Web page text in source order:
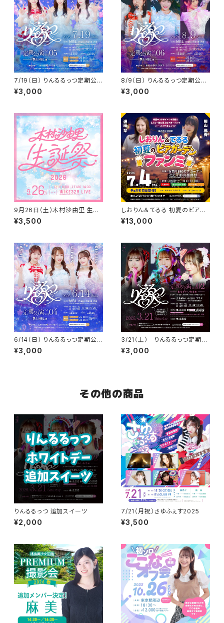
7/19（日） りんるるっつ定期公
演 Vol.05 郡山MBL
¥3,000
8/9（日） りんるるっつ定期公演
Vol.06 郡山MBL
¥3,000
9月26日（土）木村沙由里 生誕
祭 2026
¥3,500
しおりん＆てるる 初夏のビアガ
ーデンファンミ
¥13,000
6/14（日） りんるるっつ定期公
演 Vol.04 郡山MBL
¥3,000
3/21（土） りんるるっつ定期公
演 Vol.02 まちレポいわき編
¥3,000
その他の商品
りんるるっつ 追加スイーツ
¥2,000
7/21（月祝）さゆふぇす2025
¥3,500